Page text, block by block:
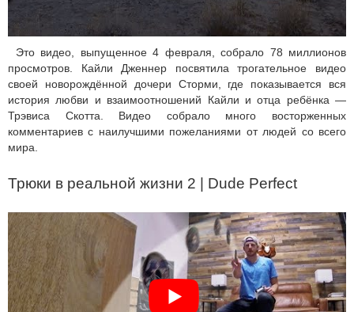
Это видео, выпущенное 4 февраля, собрало 78 миллионов
просмотров. Кайли Дженнер посвятила трогательное видео
своей новорождённой дочери Сторми, где показывается вся
история любви и взаимоотношений Кайли и отца ребёнка —
Трэвиса Скотта. Видео собрало много восторженных
комментариев с наилучшими пожеланиями от людей со всего
мира.
Трюки в реальной жизни 2 | Dude Perfect